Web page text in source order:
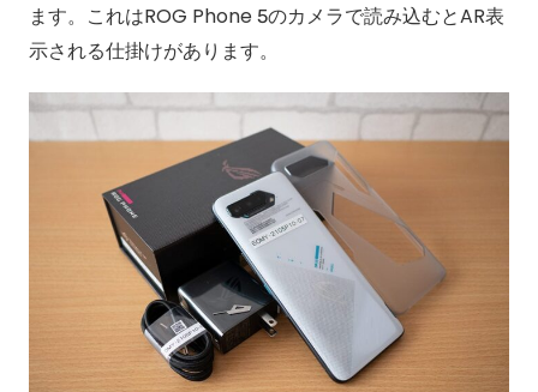
ます。これはROG Phone 5のカメラで読み込むとAR表
示される仕掛けがあります。